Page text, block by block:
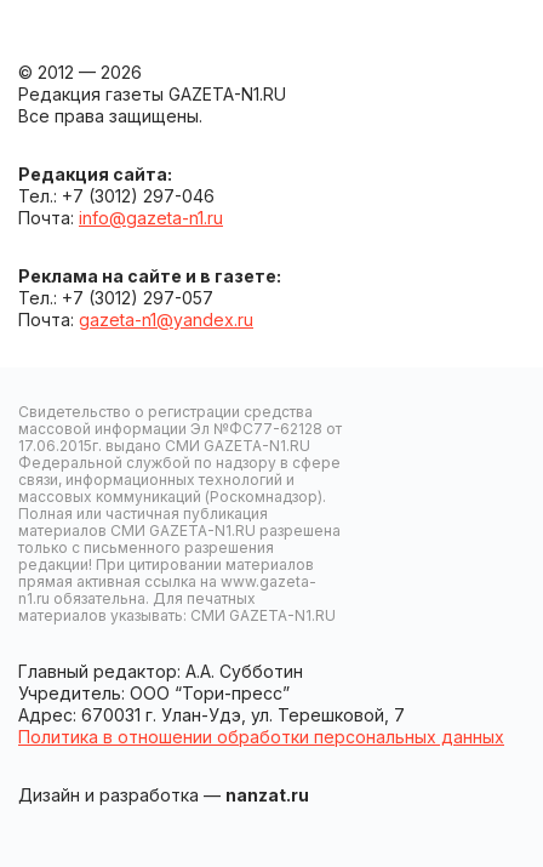
© 2012 — 2026
Редакция газеты GAZETA-N1.RU
Все права защищены.
Редакция сайта:
Тел.: +7 (3012) 297-046
Почта: info@gazeta-n1.ru
Реклама на сайте и в газете:
Тел.: +7 (3012) 297-057
Почта: gazeta-n1@yandex.ru
Свидетельство о регистрации средства
массовой информации Эл №ФС77-62128 от
17.06.2015г. выдано СМИ GAZETA-N1.RU
Федеральной службой по надзору в сфере
связи, информационных технологий и
массовых коммуникаций (Роскомнадзор).
Полная или частичная публикация
материалов СМИ GAZETA-N1.RU разрешена
только с письменного разрешения
редакции! При цитировании материалов
прямая активная ссылка на www.gazeta-
n1.ru обязательна. Для печатных
материалов указывать: СМИ GAZETA-N1.RU
Главный редактор: А.А. Субботин
Учредитель: ООО “Тори-пресс”
Адрес: 670031 г. Улан-Удэ, ул. Терешковой, 7
Политика в отношении обработки персональных данных
Дизайн и разработка — nanzat.ru